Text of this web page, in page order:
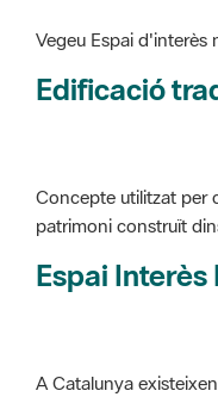
Vegeu Espai d'interès
Edificació
Concepte utilitzat per
patrimoni construït
Espai Interès
A Catalunya